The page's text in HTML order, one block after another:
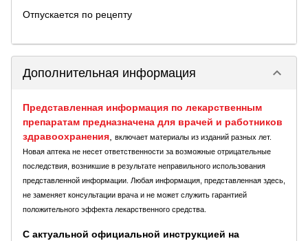
Отпускается по рецепту
Дополнительная информация keyboard_arrow_down
Представленная информация по лекарственным
препаратам предназначена для врачей и работников
здравоохранения
включает материалы из изданий разных лет.
Новая аптека не несет ответственности за возможные отрицательные
последствия, возникшие в результате неправильного использования
представленной информации. Любая информация, представленная здесь,
не заменяет консультации врача и не может служить гарантией
положительного эффекта лекарственного средства.
С актуальной официальной инструкцией на